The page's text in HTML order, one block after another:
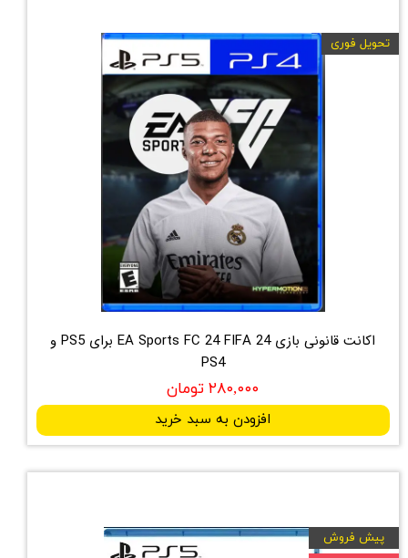
اکانت قانونی بازی EA Sports FC 24 FIFA 24 برای PS5 و
PS4
۲۸۰,۰۰۰ تومان
افزودن به سبد خرید
تحویل فوری
پیش فروش